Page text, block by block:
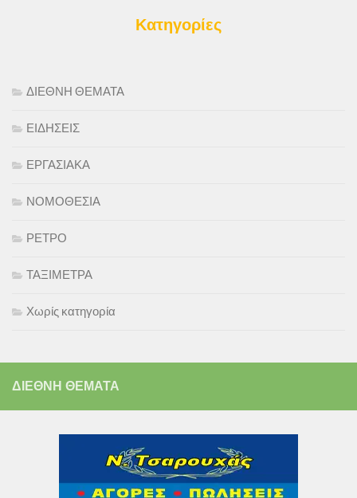
Κατηγορίες
ΔΙΕΘΝΗ ΘΕΜΑΤΑ
ΕΙΔΗΣΕΙΣ
ΕΡΓΑΣΙΑΚΑ
ΝΟΜΟΘΕΣΙΑ
ΡΕΤΡΟ
ΤΑΞΙΜΕΤΡΑ
Χωρίς κατηγορία
ΔΙΕΘΝΗ ΘΕΜΑΤΑ